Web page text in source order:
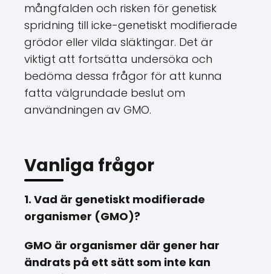
mångfalden och risken för genetisk
spridning till icke-genetiskt modifierade
grödor eller vilda släktingar. Det är
viktigt att fortsätta undersöka och
bedöma dessa frågor för att kunna
fatta välgrundade beslut om
användningen av GMO.
Vanliga frågor
1. Vad är genetiskt modifierade
organismer (GMO)?
GMO är organismer där gener har
ändrats på ett sätt som inte kan